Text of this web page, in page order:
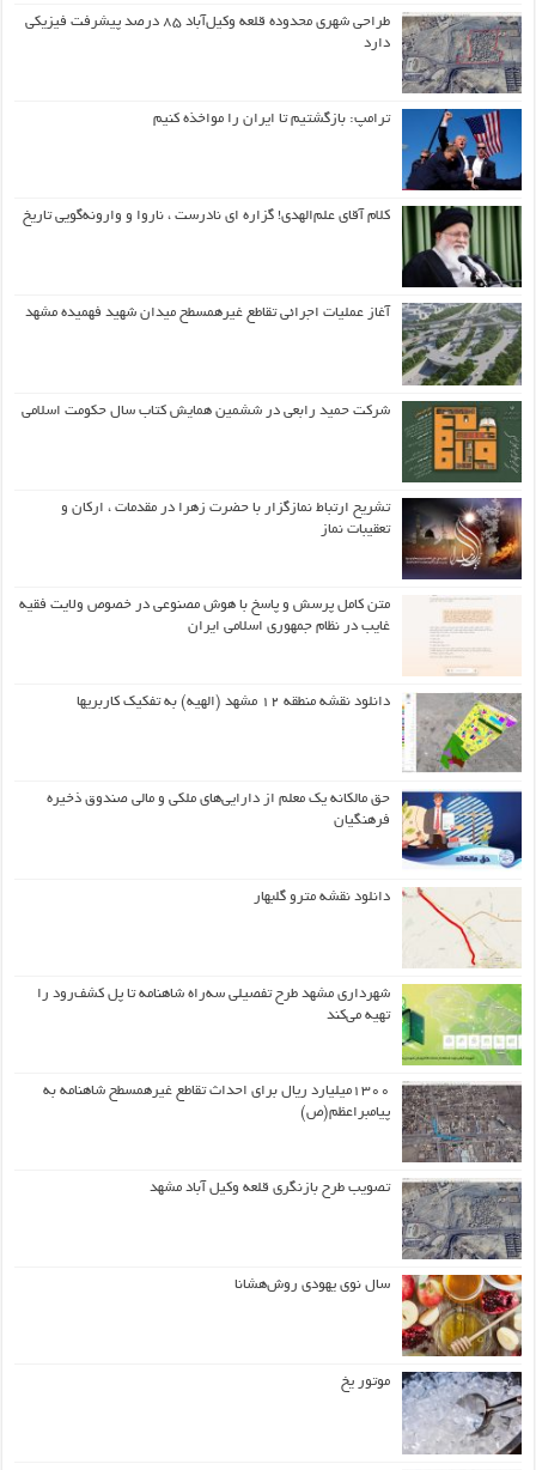
طراحی شهری محدوده قلعه وکیل‌آباد ۸۵ درصد پیشرفت فیزیکی
دارد
ترامپ: بازگشتیم تا ایران را مواخذه کنیم
کلام آقای علم‌الهدی! گزاره ای نادرست ، ناروا و وارونه‌گویی تاریخ
آغاز عملیات اجرائی تقاطع غیرهمسطح میدان شهید فهمیده مشهد
شرکت حمید رابعی در ششمین همایش کتاب سال حکومت اسلامی
تشریح ارتباط نمازگزار با حضرت زهرا در مقدمات ، ارکان و
تعقیبات نماز
متن کامل پرسش و پاسخ با هوش مصنوعی در خصوص ولایت فقیه
غایب در نظام جمهوری اسلامی ایران
دانلود نقشه منطقه ۱۲ مشهد (الهیه) به تفکیک کاربریها
حق مالکانه یک معلم از دارایی‌های ملکی و مالی صندوق ذخیره
فرهنگیان
دانلود نقشه مترو گلبهار
شهرداری مشهد طرح تفصیلی سه‌راه شاهنامه تا پل کشف‌رود را
تهیه می‌کند
۱۳۰۰میلیارد ریال برای احداث تقاطع غیرهمسطح شاهنامه به
پیامبراعظم(ص)
تصویب طرح بازنگری قلعه وکیل آباد مشهد
سال نوی یهودی روش‌هشانا
موتور یخ